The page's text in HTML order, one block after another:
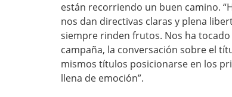
están recorriendo un buen camino.
nos dan directivas claras y plena
siempre rinden frutos. Nos ha
campaña, la conversación sobre el
mismos títulos posicionarse en los
llena de emoción”.